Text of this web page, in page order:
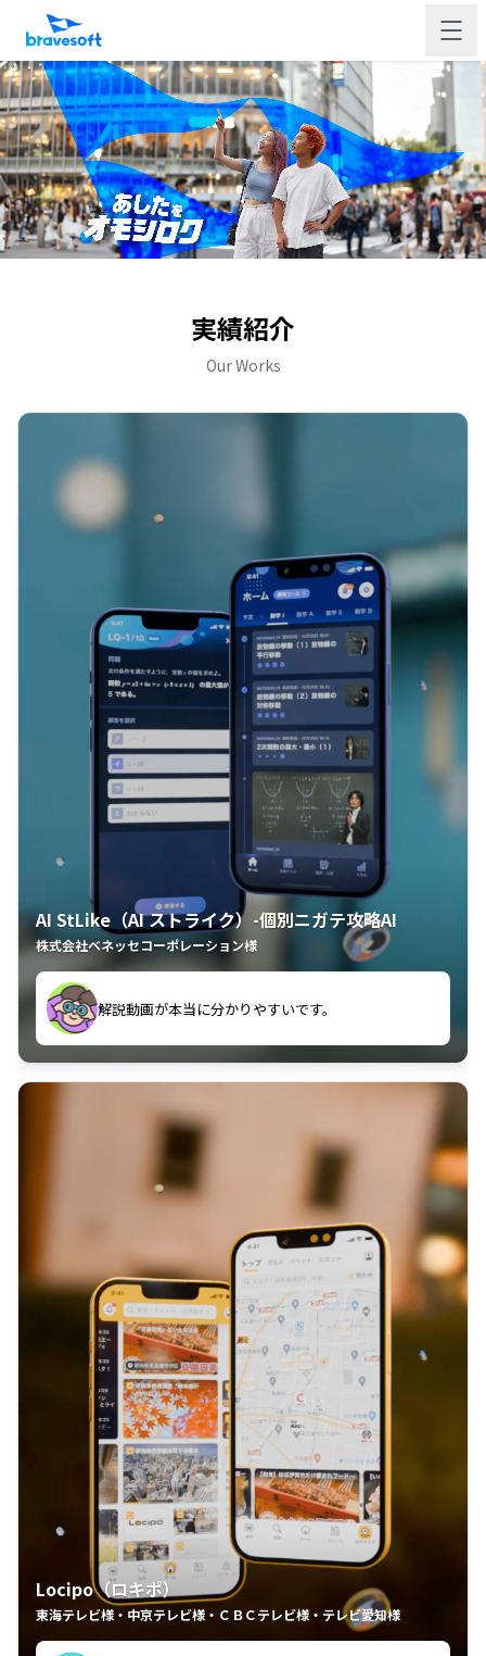
実績紹介
Our Works
AI StLike（AI ストライク）-個別ニガテ攻略AI
株式会社ベネッセコーポレーション様
古文漢文を主に使わせていただいているが、復習する
のに非常に役立っている。
解説動画が本当に分かりやすいです。
Locipo（ロキポ）
東海テレビ様・中京テレビ様・ＣＢＣテレビ様・テレビ愛知様